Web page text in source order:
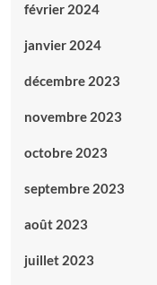
février 2024
janvier 2024
décembre 2023
novembre 2023
octobre 2023
septembre 2023
août 2023
juillet 2023